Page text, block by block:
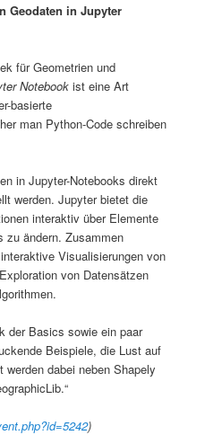
Geodaten in Jupyter
für Geometrien und
Notebook ist eine Art
basierte
man Python-Code schreiben
in Jupyter-Notebooks direkt
werden. Jupyter bietet die
interaktiv über Elemente
zu ändern. Zusammen
Visualisierungen von
von Datensätzen
der Basics sowie ein paar
Beispiele, die Lust auf
werden dabei neben Shapely
)